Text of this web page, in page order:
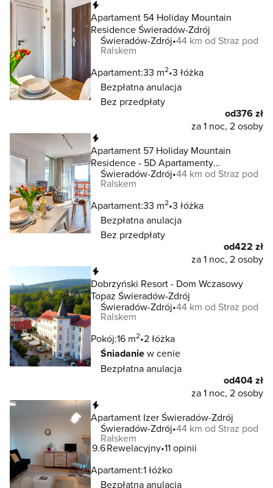
Apartament 54 Holiday Mountain
Residence Świeradów-Zdrój
Świeradów-Zdrój 44 km od Straz pod
Ralskem
Apartament:33 m2 3 łóżka
Bezpłatna anulacja
Bez przedpłaty
od376 zł
za 1 noc, 2 osoby
Apartament 57 Holiday Mountain
Residence - 5D Apartamenty
Świeradów-Zdrój
Świeradów-Zdrój 44 km od Straz pod
Ralskem
Apartament:33 m2 3 łóżka
Bezpłatna anulacja
Bez przedpłaty
od422 zł
za 1 noc, 2 osoby
Dobrzyński Resort - Dom Wczasowy
Topaz Świeradów-Zdrój
Świeradów-Zdrój 44 km od Straz pod
Ralskem
Pokój:16 m2 2 łóżka
Śniadaniew cenie
Bezpłatna anulacja
od404 zł
za 1 noc, 2 osoby
Apartament Izer Świeradów-Zdrój
Świeradów-Zdrój 44 km od Straz pod
Ralskem
9.6Rewelacyjny 11 opinii
Apartament:1 łóżko
Bezpłatna anulacja